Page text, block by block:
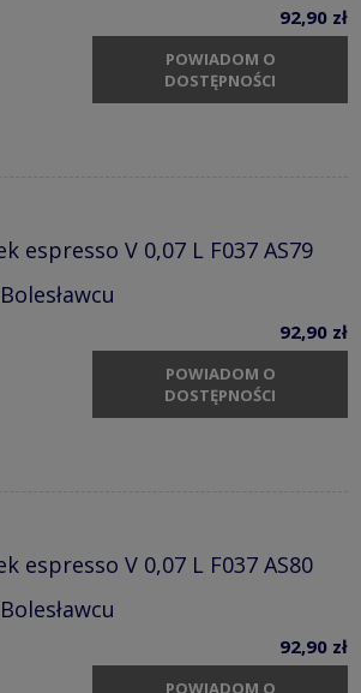
92,90 zł
POWIADOM O
DOSTĘPNOŚCI
espresso V 0,07 L F037 AS79
92,90 zł
POWIADOM O
DOSTĘPNOŚCI
espresso V 0,07 L F037 AS80
92,90 zł
POWIADOM O